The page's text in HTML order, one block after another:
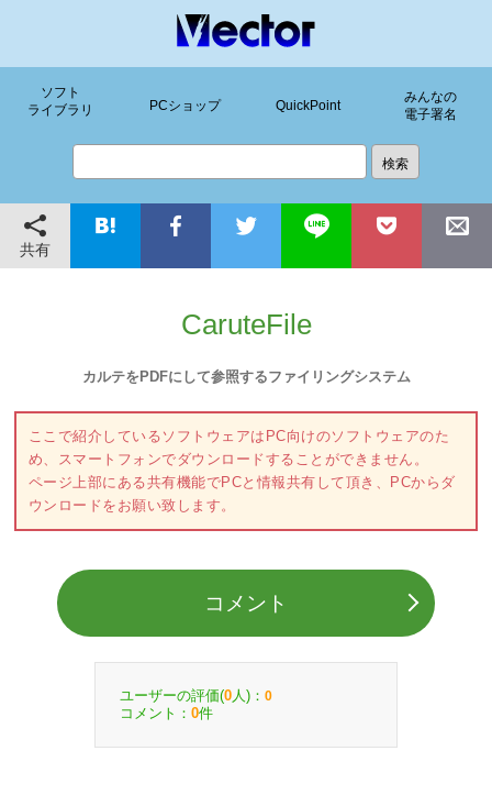
ソフト
ライブラリ
PCショップ QuickPoint
みんなの
電子署名
共有
CaruteFile
カルテをPDFにして参照するファイリングシステム
ここで紹介しているソフトウェアはPC向けのソフトウェアのた
め、スマートフォンでダウンロードすることができません。
ページ上部にある共有機能でPCと情報共有して頂き、PCからダ
ウンロードをお願い致します。
コメント
ユーザーの評価(0 人)： 0
コメント： 0件